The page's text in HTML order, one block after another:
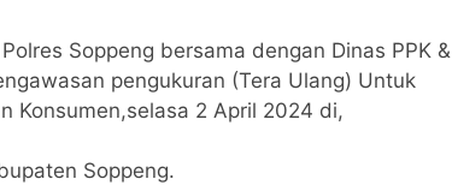
Soppeng bersama dengan Dinas PPK &
pengukuran (Tera Ulang) Untuk
Konsumen,selasa 2 April 2024 di,
Soppeng.